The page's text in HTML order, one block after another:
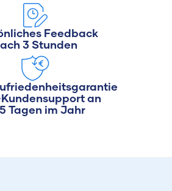
Feedback
3 Stunden
an
Tagen im Jahr